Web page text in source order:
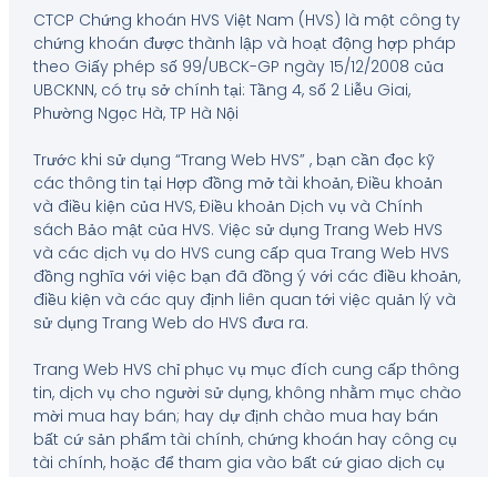
CTCP Chứng khoán HVS Việt Nam (HVS) là một công ty
chứng khoán được thành lập và hoạt động hợp pháp
theo Giấy phép số 99/UBCK-GP ngày 15/12/2008 của
UBCKNN, có trụ sở chính tại: Tầng 4, số 2 Liễu Giai,
Phường Ngọc Hà, TP Hà Nội
Trước khi sử dụng “Trang Web HVS” , bạn cần đọc kỹ
các thông tin tại Hợp đồng mở tài khoản, Điều khoản
và điều kiện của HVS, Điều khoản Dịch vụ và Chính
sách Bảo mật của HVS. Việc sử dụng Trang Web HVS
và các dịch vụ do HVS cung cấp qua Trang Web HVS
đồng nghĩa với việc bạn đã đồng ý với các điều khoản,
điều kiện và các quy định liên quan tới việc quản lý và
sử dụng Trang Web do HVS đưa ra.
Trang Web HVS chỉ phục vụ mục đích cung cấp thông
tin, dịch vụ cho người sử dụng, không nhằm mục chào
mời mua hay bán; hay dự định chào mua hay bán
bất cứ sản phẩm tài chính, chứng khoán hay công cụ
tài chính, hoặc để tham gia vào bất cứ giao dịch cụ